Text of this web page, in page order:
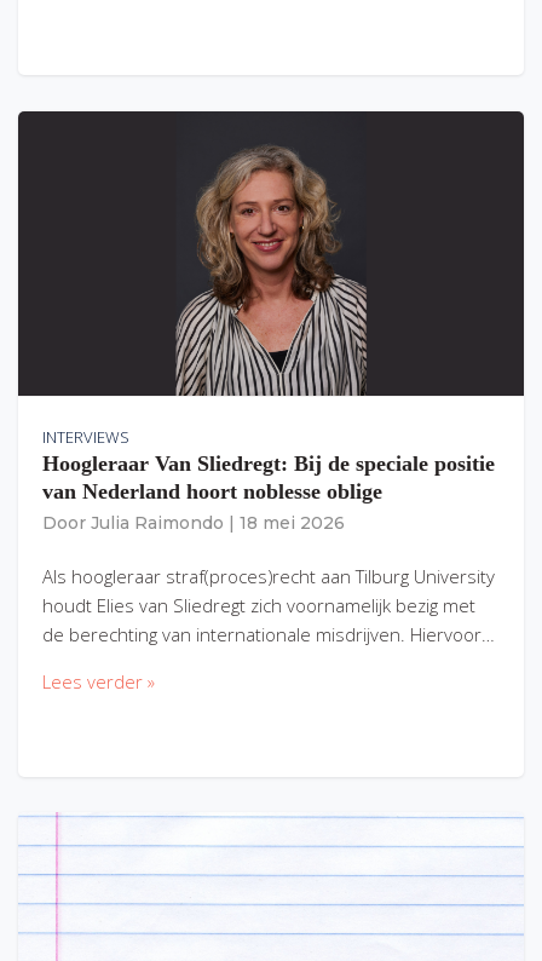
INTERVIEWS
Hoogleraar Van Sliedregt: Bij de speciale positie
van Nederland hoort noblesse oblige
Door Julia Raimondo 18 mei 2026
Als hoogleraar straf(proces)recht aan Tilburg University
houdt Elies van Sliedregt zich voornamelijk bezig met
de berechting van internationale misdrijven. Hiervoor…
Lees verder »